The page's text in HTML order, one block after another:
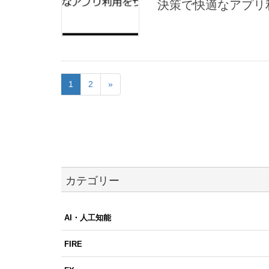
決策で快適なアプリ
1 2 »
カテゴリー
AI・人工知能
FIRE